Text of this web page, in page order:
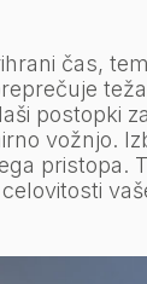
čas,
postopki
vožnjo.
pristopa.